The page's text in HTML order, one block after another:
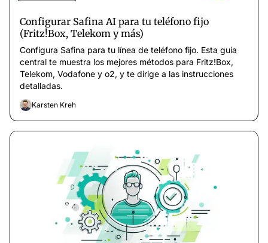
Configurar Safina AI para tu teléfono fijo
(Fritz!Box, Telekom y más)
Configura Safina para tu línea de teléfono fijo. Esta guía
central te muestra los mejores métodos para Fritz!Box,
Telekom, Vodafone y o2, y te dirige a las instrucciones
detalladas.
Karsten Kreh